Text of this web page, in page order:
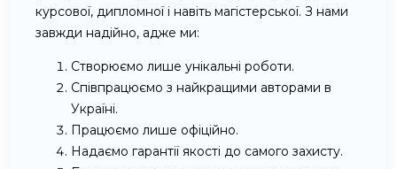
курсової, дипломної і навіть магістерської. З нами
завжди надійно, адже ми:
Створюємо лише унікальні роботи.
Співпрацюємо з найкращими авторами в
Україні.
Працюємо лише офіційно.
Надаємо гарантії якості до самого захисту.